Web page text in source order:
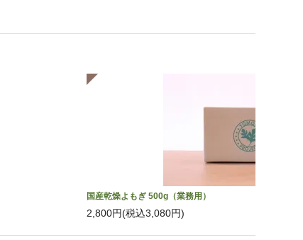
国産乾燥よもぎ 500g（業務用）
2,800円(税込3,080円)